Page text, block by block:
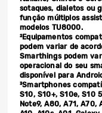
sotaques, dialetos ou
função múltiplos
modelos TU8000.
²Equipamentos
podem variar de
Smarthings podem
operacional do seu
disponível para
³Smartphones
S10, S10+, S10e, S10
Note9, A80, A71, A70,